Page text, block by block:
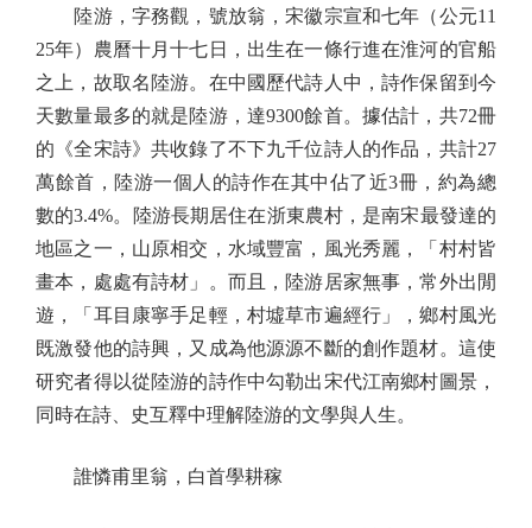
陸游，字務觀，號放翁，宋徽宗宣和七年（公元11
25年）農曆十月十七日，出生在一條行進在淮河的官船
之上，故取名陸游。在中國歷代詩人中，詩作保留到今
天數量最多的就是陸游，達9300餘首。據估計，共72冊
的《全宋詩》共收錄了不下九千位詩人的作品，共計27
萬餘首，陸游一個人的詩作在其中佔了近3冊，約為總
數的3.4%。陸游長期居住在浙東農村，是南宋最發達的
地區之一，山原相交，水域豐富，風光秀麗，「村村皆
畫本，處處有詩材」。而且，陸游居家無事，常外出閒
遊，「耳目康寧手足輕，村墟草市遍經行」，鄉村風光
既激發他的詩興，又成為他源源不斷的創作題材。這使
研究者得以從陸游的詩作中勾勒出宋代江南鄉村圖景，
同時在詩、史互釋中理解陸游的文學與人生。
誰憐甫里翁，白首學耕稼